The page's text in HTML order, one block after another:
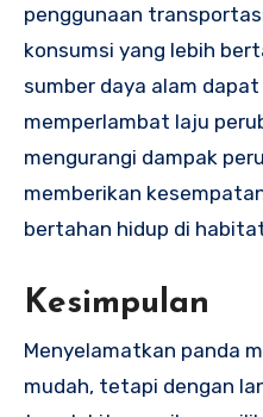
penggunaan
konsumsi yang lebih
sumber daya alam
memperlambat laju
mengurangi dampak
memberikan
bertahan hidup di
Kesimpulan
Menyelamatkan panda
mudah, tetapi dengan